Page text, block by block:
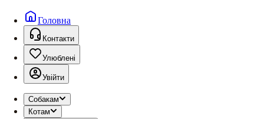
Головна
Контакти
Улюблені
Увійти
Собакам
Котам